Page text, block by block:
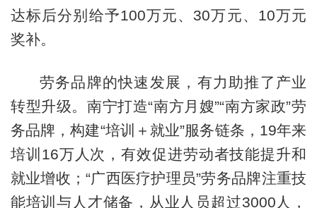
达标后分别给予100万元、30万元、10万元
奖补。
劳务品牌的快速发展，有力助推了产业
转型升级。南宁打造“南方月嫂”“南方家政”劳
务品牌，构建“培训＋就业”服务链条，19年来
培训16万人次，有效促进劳动者技能提升和
就业增收；“广西医疗护理员”劳务品牌注重技
能培训与人才储备，从业人员超过3000人，